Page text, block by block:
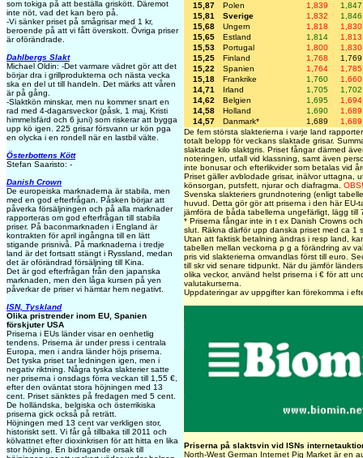
som tokiga på att beställa griskött. Däremot
inte nöt, vad det kan bero på.
-Vi sänker priset på smågrisar med 1 kr,
beroende på att vi fått överskott. Övriga priser
är oförändrade.
Dahlbergs Slakt
Michael Oldin: -Det varmare vädret gör att det
börjar dra i grillprodukterna och nästa vecka
ska en del ut till handeln. Det märks att våren
är på gång.
-Slaktkön minskar, men nu kommer snart en
rad med 4-dagarsveckor (påsk, 1 maj, Kristi
himmelsfärd och 6 juni) som riskerar att bygga
upp kö igen. 225 grisar försvann ur kön pga
en olycka i en rondell när en lastbil välte.
Österbottens Kött
Stefan Saaristo: -
Danish Crown
De europeiska marknaderna är stabila, men
med en god efterfrågan. Påsken börjar att
påverka försäljningen och på alla marknader
rapporteras om god efterfrågan till stabila
priser. På baconmarknaden i England är
kontrakten för april ingångna till en lätt
stigande prisnivå. På marknaderna i tredje
land är det fortsatt stängt i Ryssland, medan
det är oförändrad försäljning till Kina.
Det är god efterfrågan från den japanska
marknaden, men den låga kursen på yen
påverkar de priser vi hämtar hem negativt.
ISN, Tyskland
Olika pristrender inom EU, Spanien
förskjuter USA
Priserna i EUs länder visar en oenhetlig
tendens. Priserna är under press i centrala
Europa, men i andra länder höjs priserna.
Det tyska priset tar ledningen igen, men i
negativ riktning. Några tyska slakterier satte
ner priserna i onsdags förra veckan till 1,55 €,
efter den oväntat stora höjningen med 13
cent. Priset sänktes på fredagen med 5 cent.
De holländska, belgiska och österrikiska
priserna gick också på reträtt.
Höjningen med 13 cent var verkligen stor,
historiskt sett. Vi får gå tillbaka till 2011 och
kölvattnet efter dioxinkrisen för att hitta en lika
stor höjning. En bidragande orsak till
15,87
Polen 1,839
1,847
15,81
Sverige 1,832
1,846
15,68
Ungern 1,818
1,830
15,65
Estland 1,814
1,813
15,53
Portugal 1,800
1,830
15,25
Finland 1,768
1,769
15,22
Spanien 1,764
1,785
15,18
Frankrike 1,760
1,660
14,71
Irland 1,705
1,702
14,62
Belgien 1,695
1,694
14,58
Holland 1,690
1,689
14,57
Danmark* 1,689
1,689
De fem största slakterierna i varje land
totalt belopp för veckans slaktade grisar.
slaktade kilo slaktgris. Priset fångar därmed
noteringen, utfall vid klassning, samt även
inte bonusar och efterlikvider som betalas vid
Priset gäller avblodade grisar, inälvor uttagna,
könsorgan, putsfett, njurar och diafragma. OBS!
Svenska slakteriers grundnotering (enligt
huvud. Detta gör gör att priserna i den här EU-
jämföra de båda tabellerna ungefärligt, lägg till
* Priserna fångar inte in t ex Danish Crowns
slut. Räkna därför upp danska priset med ca 1
Utan att faktisk betalning ändras i resp land,
tabellen mellan veckorna p g a förändring av
pris vid slakterierna omvandlas först till euro.
till skr vid senare tidpunkt. När du jämför
olika veckor, använd helst priserna i € för att
valutakurserna.
Uppdateringar av uppgifter kan förekomma i
Priserna på slaktsvin vid ISNs
North-West German Internet Pig Market är en